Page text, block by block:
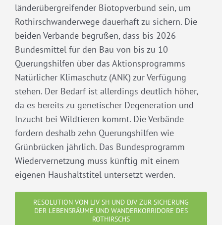
länderübergreifender Biotopverbund sein, um
Rothirschwanderwege dauerhaft zu sichern. Die
beiden Verbände begrüßen, dass bis 2026
Bundesmittel für den Bau von bis zu 10
Querungshilfen über das Aktionsprogramms
Natürlicher Klimaschutz (ANK) zur Verfügung
stehen. Der Bedarf ist allerdings deutlich höher,
da es bereits zu genetischer Degeneration und
Inzucht bei Wildtieren kommt. Die Verbände
fordern deshalb zehn Querungshilfen wie
Grünbrücken jährlich. Das Bundesprogramm
Wiedervernetzung muss künftig mit einem
eigenen Haushaltstitel untersetzt werden.
RESOLUTION VON LJV SH UND DJV ZUR SICHERUNG
DER LEBENSRÄUME UND WANDERKORRIDORE DES
ROTHIRSCHS